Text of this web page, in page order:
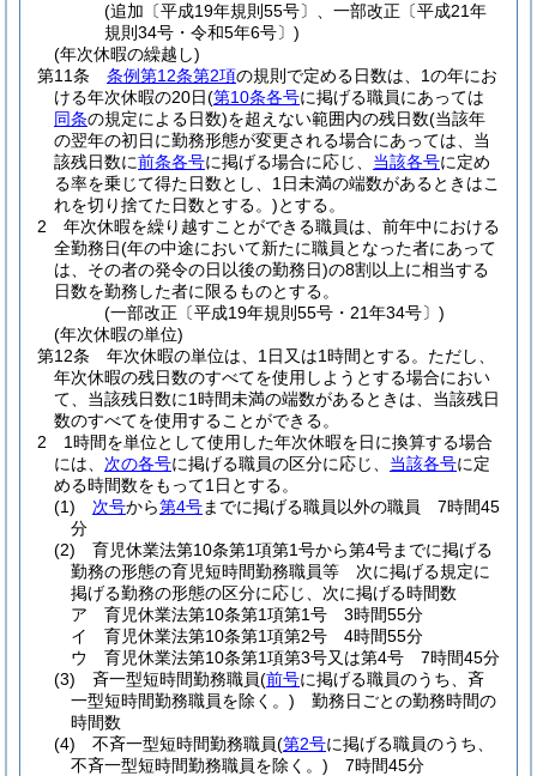
(追加〔平成19年規則55号〕、一部改正〔平成21年
規則34号・令和5年6号〕)
(年次休暇の繰越し)
第11条
条例第12条第2項の規則で定める日数は、1の年にお
ける年次休暇の20日(第10条各号に掲げる職員にあっては
同条の規定による日数)を超えない範囲内の残日数(当該年
の翌年の初日に勤務形態が変更される場合にあっては、当
該残日数に前条各号に掲げる場合に応じ、 当該各号に定め
る率を乗じて得た日数とし、1日未満の端数があるときはこ
れを切り捨てた日数とする。)とする。
2
年次休暇を繰り越すことができる職員は、前年中における
全勤務日(年の中途において新たに職員となった者にあって
は、その者の発令の日以後の勤務日)の8割以上に相当する
日数を勤務した者に限るものとする。
(一部改正〔平成19年規則55号・21年34号〕)
(年次休暇の単位)
第12条
年次休暇の単位は、1日又は1時間とする。 ただし、
年次休暇の残日数のすべてを使用しようとする場合におい
て、当該残日数に1時間未満の端数があるときは、当該残日
数のすべてを使用することができる。
2
1時間を単位として使用した年次休暇を日に換算する場合
には、 次の各号に掲げる職員の区分に応じ、 当該各号に定
める時間数をもって1日とする。
(1)
次号から第4号までに掲げる職員以外の職員 7時間45
分
(2)
育児休業法第10条第1項第1号から第4号までに掲げる
勤務の形態の育児短時間勤務職員等 次に掲げる規定に
掲げる勤務の形態の区分に応じ、次に掲げる時間数
ア
育児休業法第10条第1項第1号 3時間55分
イ
育児休業法第10条第1項第2号 4時間55分
ウ
育児休業法第10条第1項第3号又は第4号 7時間45分
(3)
斉一型短時間勤務職員(前号に掲げる職員のうち、斉
一型短時間勤務職員を除く。) 勤務日ごとの勤務時間の
時間数
(4)
不斉一型短時間勤務職員(第2号に掲げる職員のうち、
不斉一型短時間勤務職員を除く。) 7時間45分